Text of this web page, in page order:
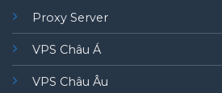
Proxy Server
VPS Châu Á
VPS Châu Âu